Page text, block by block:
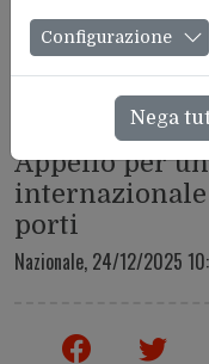
Appello per
porti
Nazionale, 24/12/2025
Configurazione
Nega